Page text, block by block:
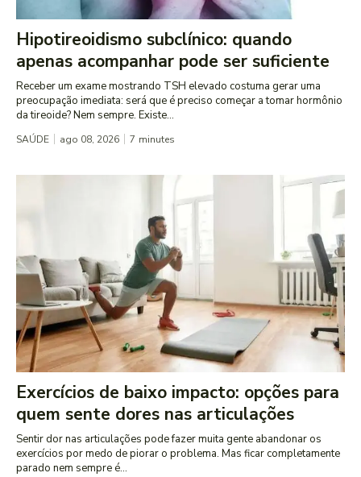
Hipotireoidismo subclínico: quando
apenas acompanhar pode ser suficiente
Receber um exame mostrando TSH elevado costuma gerar uma
preocupação imediata: será que é preciso começar a tomar hormônio
da tireoide? Nem sempre. Existe...
SAÚDE ago 08, 2026 7 minutes
Exercícios de baixo impacto: opções para
quem sente dores nas articulações
Sentir dor nas articulações pode fazer muita gente abandonar os
exercícios por medo de piorar o problema. Mas ficar completamente
parado nem sempre é...